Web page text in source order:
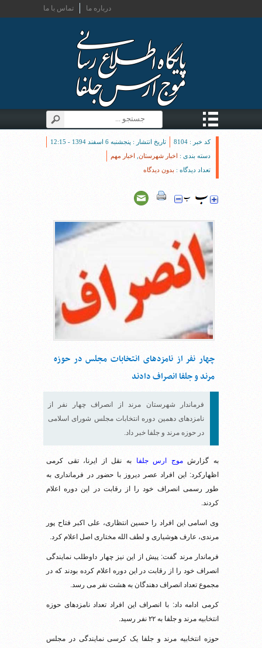
تماس با ما درباره ما
کد خبر : 8104
تاریخ انتشار : پنجشنبه 6 اسفند 1394 - 12:15
دسته بندی : اخبار شهرستان اخبار مهم
تعداد دیدگاه : بدون دیدگاه
چهار نفر از نامزدهای انتخابات مجلس در حوزه
مرند و جلفا انصراف دادند
فرماندار شهرستان مرند از انصراف چهار نفر از
نامزدهای دهمین دوره انتخابات مجلس شورای اسلامی
در حوزه مرند و جلفا خبر داد.
به گزارشموج ارس جلفا به نقل از ایرنا، تقی کرمی
اظهارکرد: این افراد عصر دیروز با حضور در فرمانداری به
طور رسمی انصراف خود را از رقابت در این دوره اعلام
کردند.
وی اسامی این افراد را حسین انتظاری، علی اکبر فتاح پور
مرندی، عارف هوشیاری و لطف الله مختاری اصل اعلام کرد.
فرماندار مرند گفت: پیش از این نیز چهار داوطلب نمایندگی
انصراف خود را از رقابت در این دوره اعلام کرده بودند که در
مجموع تعداد انصراف دهندگان به هشت نفر می رسد.
کرمی ادامه داد: با انصراف این افراد تعداد نامزدهای حوزه
انتخابیه مرند و جلفا به ۲۲ نفر رسید.
حوزه انتخابیه مرند و جلفا یک کرسی نمایندگی در مجلس